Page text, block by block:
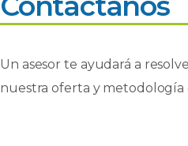
Un asesor te ayudará a
nuestra oferta y metodología